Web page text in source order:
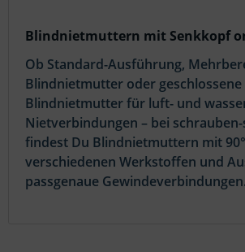
Blindnietmuttern mit Senkkopf
Ob Standard-Ausführung,
Blindnietmutter oder geschlossene
Blindnietmutter für luft- und
Nietverbindungen – bei
findest Du Blindnietmuttern mit
verschiedenen Werkstoffen und
passgenaue Gewindeverbindungen.